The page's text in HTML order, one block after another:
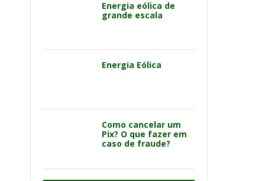
Energia eólica de
grande escala
Energia Eólica
Como cancelar um
Pix? O que fazer em
caso de fraude?